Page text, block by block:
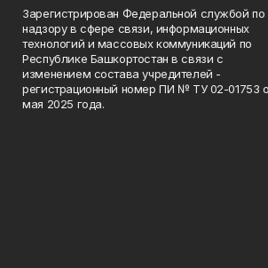
Зарегистрирован Федеральной службой по
надзору в сфере связи, информационных
технологий и массовых коммуникаций по
Республике Башкортостан в связи с
изменением состава учредителей -
регистрационный номер ПИ № ТУ 02-01753
мая 2025 года.